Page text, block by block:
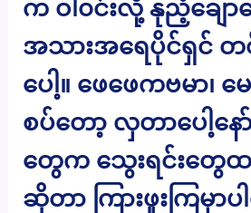
က ဝါ၀င်းလို့ နုညံ့ချေ
အသားအရေပိုင်ရှင်
ပေါ့။ ဖေဖေကဗမာ၊
စပ်တော့ လှတာပေါ့နော်
တွေက သွေးရင်းတွ
ဆိုတာ ကြားဖူးကြမှာ